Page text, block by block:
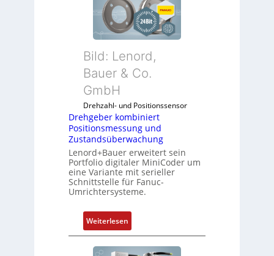
Bild: Lenord,
Bauer & Co.
GmbH
Drehzahl- und Positionssensor
Drehgeber kombiniert
Positionsmessung und
Zustandsüberwachung
Lenord+Bauer erweitert sein
Portfolio digitaler MiniCoder um
eine Variante mit serieller
Schnittstelle für Fanuc-
Umrichtersysteme.
Weiterlesen:
D
r